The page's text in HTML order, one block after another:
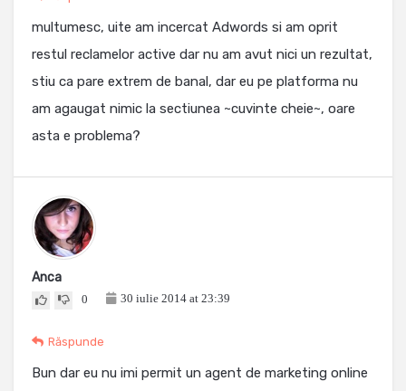
multumesc, uite am incercat Adwords si am oprit
restul reclamelor active dar nu am avut nici un rezultat,
stiu ca pare extrem de banal, dar eu pe platforma nu
am agaugat nimic la sectiunea ~cuvinte cheie~, oare
asta e problema?
Anca
0 30 iulie 2014 at 23:39
Răspunde
Bun dar eu nu imi permit un agent de marketing online